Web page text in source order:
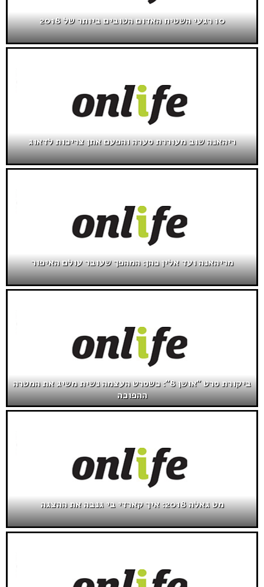
10 רגעי השטיח האדום הטובים ביותר של 2018
ריהאנה שוב מעוררת סערה והפעם אתן צריכות לדאוג
מריהאנה ועד אלין כהן: המהפך שעובר עולם האיפור
ביקורת סרט "אושן 8": כשסרט העצמה נשית משיג את המטרה
ההפוכה
מט גאלה 2018: איך קארדי בי גנבה את ההצגה